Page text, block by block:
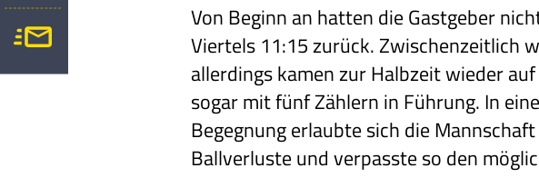
Von Beginn an hatten die Gastgeber
Viertels 11:15 zurück. Zwischenzeitlich
allerdings kamen zur Halbzeit wieder
sogar mit fünf Zählern in Führung. In
Begegnung erlaubte sich die
Ballverluste und verpasste so den